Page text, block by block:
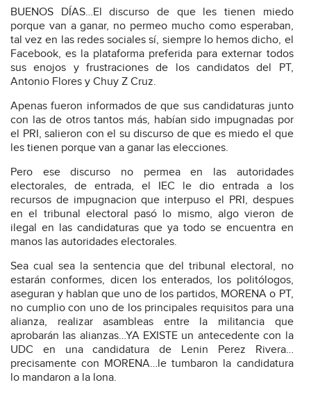
BUENOS DÍAS…El discurso de que les tienen miedo
porque van a ganar, no permeo mucho como esperaban,
tal vez en las redes sociales sí, siempre lo hemos dicho, el
Facebook, es la plataforma preferida para externar todos
sus enojos y frustraciones de los candidatos del PT,
Antonio Flores y Chuy Z Cruz.
Apenas fueron informados de que sus candidaturas junto
con las de otros tantos más, habían sido impugnadas por
el PRI, salieron con el su discurso de que es miedo el que
les tienen porque van a ganar las elecciones.
Pero ese discurso no permea en las autoridades
electorales, de entrada, el IEC le dio entrada a los
recursos de impugnacion que interpuso el PRI, despues
en el tribunal electoral pasó lo mismo, algo vieron de
ilegal en las candidaturas que ya todo se encuentra en
manos las autoridades electorales.
Sea cual sea la sentencia que del tribunal electoral, no
estarán conformes, dicen los enterados, los politólogos,
aseguran y hablan que uno de los partidos, MORENA o PT,
no cumplio con uno de los principales requisitos para una
alianza, realizar asambleas entre la militancia que
aprobarán las alianzas…YA EXISTE un antecedente con la
UDC en una candidatura de Lenin Perez Rivera…
precisamente con MORENA…le tumbaron la candidatura
lo mandaron a la lona.